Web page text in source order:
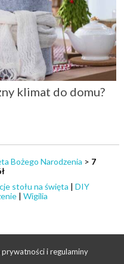
klimat do domu?
Bożego Narodzenia > 7
stołu na święta | DIY
| Wigilia
i regulaminy